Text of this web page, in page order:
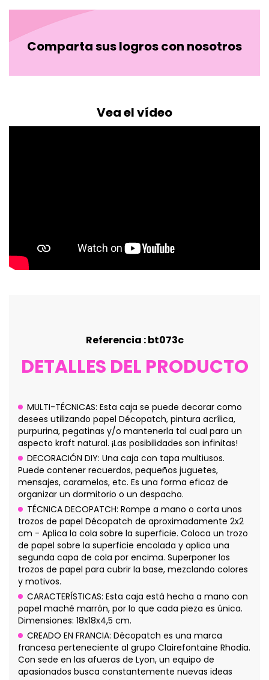
Comparta sus logros con nosotros
Vea el vídeo
Referencia : bt073c
DETALLES DEL PRODUCTO
MULTI-TÉCNICAS: Esta caja se puede decorar como
desees utilizando papel Décopatch, pintura acrílica,
purpurina, pegatinas y/o mantenerla tal cual para un
aspecto kraft natural. ¡Las posibilidades son infinitas!
DECORACIÓN DIY: Una caja con tapa multiusos.
Puede contener recuerdos, pequeños juguetes,
mensajes, caramelos, etc. Es una forma eficaz de
organizar un dormitorio o un despacho.
TÉCNICA DECOPATCH: Rompe a mano o corta unos
trozos de papel Décopatch de aproximadamente 2x2
cm - Aplica la cola sobre la superficie. Coloca un trozo
de papel sobre la superficie encolada y aplica una
segunda capa de cola por encima. Superponer los
trozos de papel para cubrir la base, mezclando colores
y motivos.
CARACTERÍSTICAS: Esta caja está hecha a mano con
papel maché marrón, por lo que cada pieza es única.
Dimensiones: 18x18x4,5 cm.
CREADO EN FRANCIA: Décopatch es una marca
francesa perteneciente al grupo Clairefontaine Rhodia.
Con sede en las afueras de Lyon, un equipo de
apasionados busca constantemente nuevas ideas